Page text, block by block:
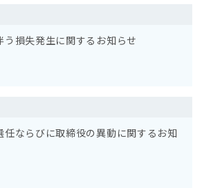
う損失発生に関するお知らせ
任ならびに取締役の異動に関するお知